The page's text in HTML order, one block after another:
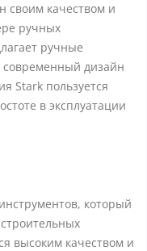
своим качеством и
ручных
ручные
современный дизайн
Stark пользуется
в эксплуатации
который
высоким качеством и